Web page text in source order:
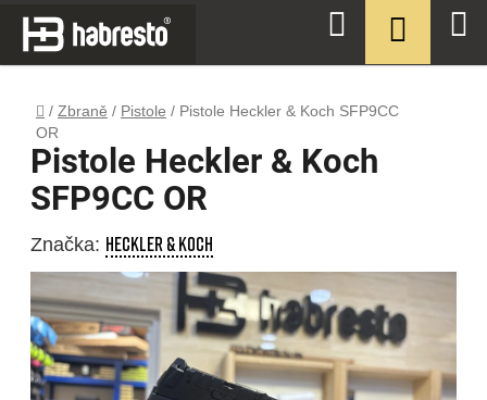
Přejít
obsah
Domů
/ Zbraně / Pistole / Pistole Heckler & Koch SFP9CC
OR
Pistole Heckler & Koch
SFP9CC OR
Značka: Heckler & Koch